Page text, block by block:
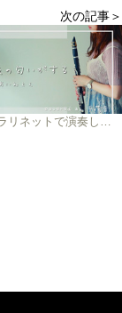
次の記事＞
千花音のクラリネットで演奏してみた vol.4 あいみょん「真夏の夜の匂いがする」